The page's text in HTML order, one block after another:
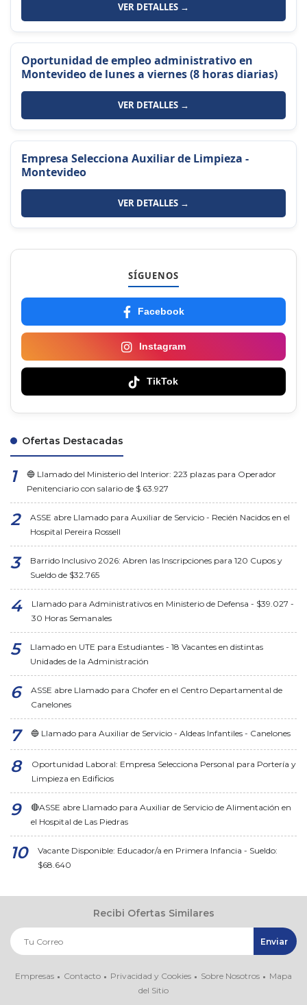
VER DETALLES →
Oportunidad de empleo administrativo en
Montevideo de lunes a viernes (8 horas diarias)
VER DETALLES →
Empresa Selecciona Auxiliar de Limpieza -
Montevideo
VER DETALLES →
SÍGUENOS
Facebook
Instagram
TikTok
Ofertas Destacadas
🔵 Llamado del Ministerio del Interior: 223 plazas para Operador
Penitenciario con salario de $ 63.927
ASSE abre Llamado para Auxiliar de Servicio - Recién Nacidos en el
Hospital Pereira Rossell
Barrido Inclusivo 2026: Abren las Inscripciones para 120 Cupos y
Sueldo de $32.765
Llamado para Administrativos en Ministerio de Defensa - $39.027 -
30 Horas Semanales
Llamado en UTE para Estudiantes - 18 Vacantes en distintas
Unidades de la Administración
ASSE abre Llamado para Chofer en el Centro Departamental de
Canelones
🔵 Llamado para Auxiliar de Servicio - Aldeas Infantiles - Canelones
Oportunidad Laboral: Empresa Selecciona Personal para Portería y
Limpieza en Edificios
🔴ASSE abre Llamado para Auxiliar de Servicio de Alimentación en
el Hospital de Las Piedras
Vacante Disponible: Educador/a en Primera Infancia - Sueldo:
$68.640
Recibi Ofertas Similares
Empresas Contacto Privacidad y Cookies Sobre Nosotros
Mapa
del Sitio